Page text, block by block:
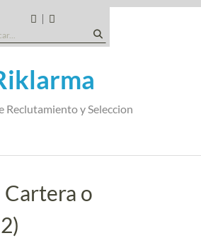
CANDIDATOS
TIPO
EMPRESA
SOMOS
Reclutamiento y Seleccion
Cartera o